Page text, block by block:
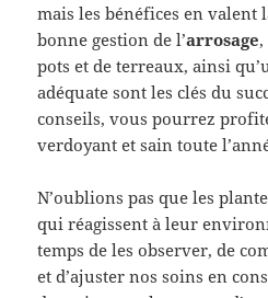
mais les bénéfices en valent
bonne gestion de l’arrosage
pots et de terreaux, ainsi
adéquate sont les clés du
conseils, vous pourrez
verdoyant et sain toute
N’oublions pas que les
qui réagissent à leur
temps de les observer, de
et d’ajuster nos soins en